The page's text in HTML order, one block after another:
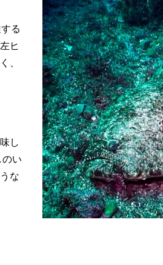
る
ヒ
、
し
い
な